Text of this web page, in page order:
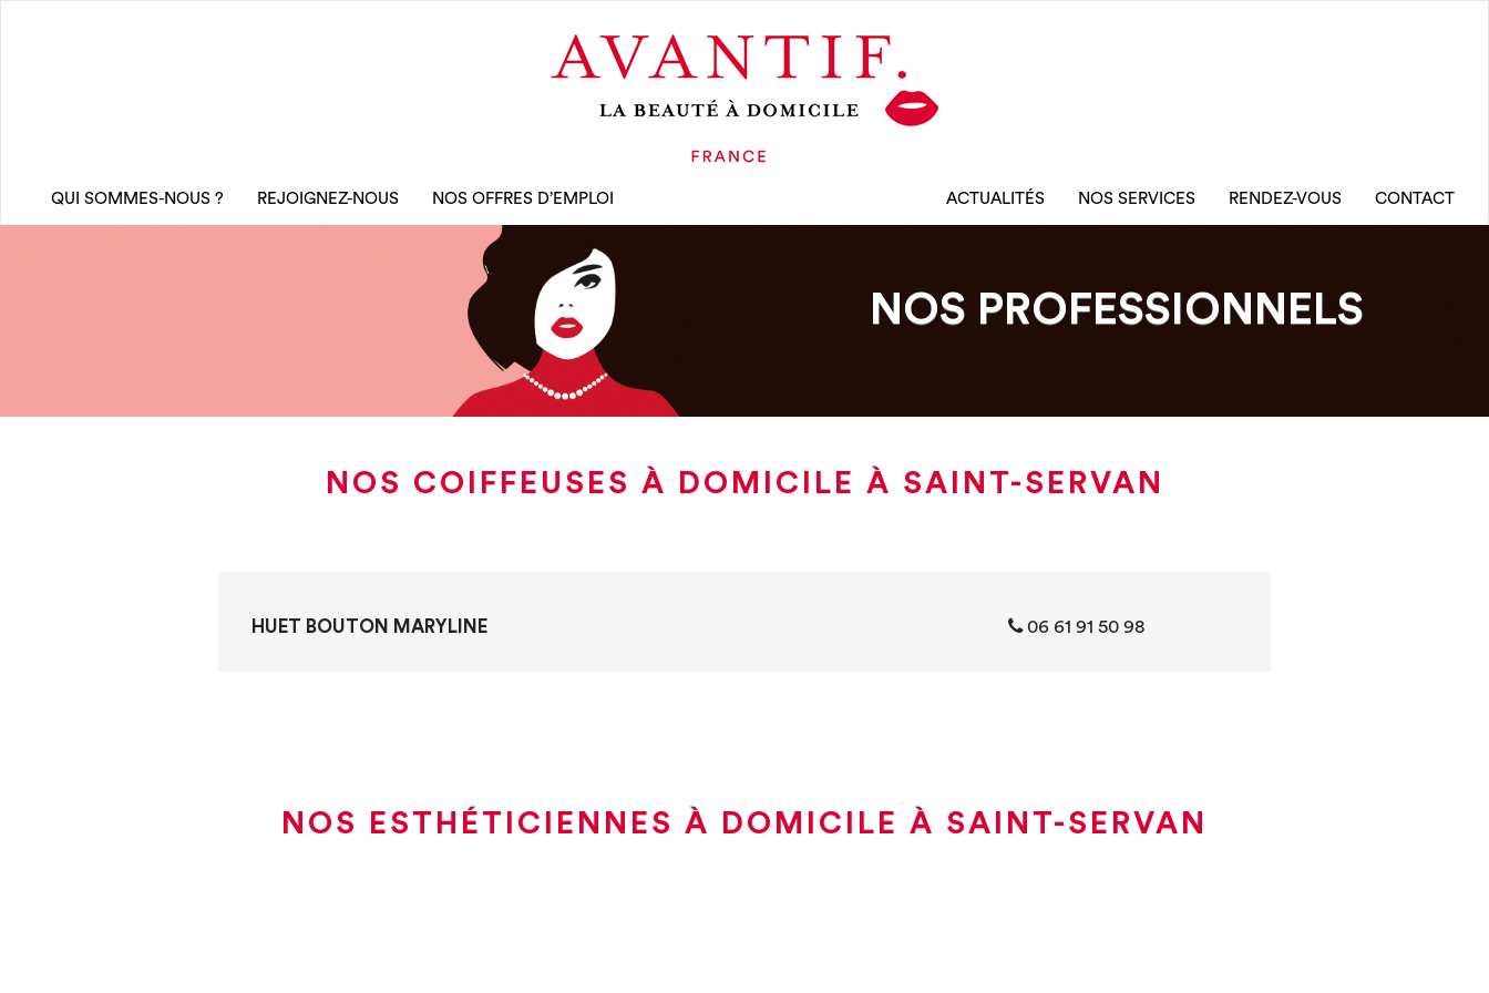
QUI SOMMES-NOUS ? REJOIGNEZ-NOUS NOS OFFRES D’EMPLOI ACTUALITÉS NOS SERVICES RENDEZ-VOUS CONTACT
NOS PROFESSIONNELS
NOS COIFFEUSES À DOMICILE À SAINT-SERVAN
HUET BOUTON MARYLINE 06 61 91 50 98
NOS ESTHÉTICIENNES À DOMICILE À SAINT-SERVAN